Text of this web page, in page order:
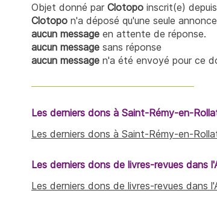
Objet donné par Clotopo inscrit(e)
Clotopo n'a déposé qu'une seule
aucun message en attente de réponse.
aucun message sans réponse
aucun message n'a été envoyé pour ce
Les derniers dons à Saint-Rémy-en-
Les derniers dons à Saint-Rémy-en-
Les derniers dons de livres-revues dans
Les derniers dons de livres-revues dans